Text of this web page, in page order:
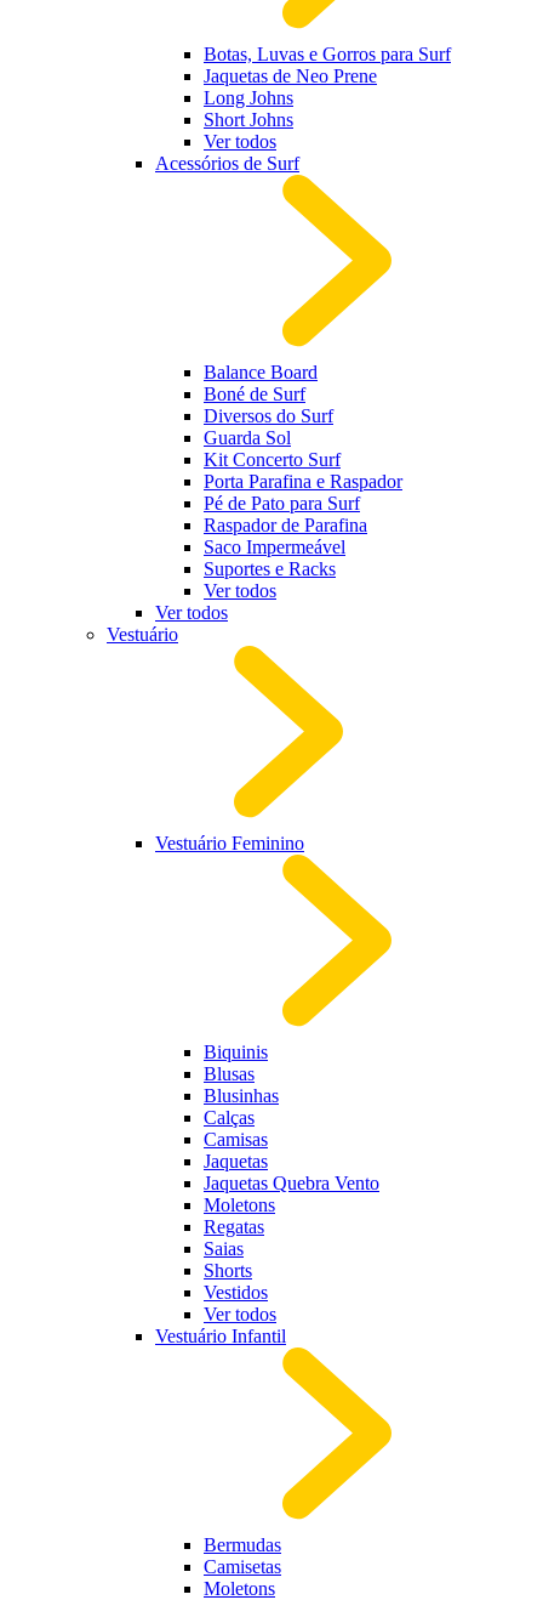
Botas, Luvas e Gorros para Surf
Jaquetas de Neo Prene
Long Johns
Short Johns
Ver todos
Acessórios de Surf
Balance Board
Boné de Surf
Diversos do Surf
Guarda Sol
Kit Concerto Surf
Porta Parafina e Raspador
Pé de Pato para Surf
Raspador de Parafina
Saco Impermeável
Suportes e Racks
Ver todos
Ver todos
Vestuário
Vestuário Feminino
Biquinis
Blusas
Blusinhas
Calças
Camisas
Jaquetas
Jaquetas Quebra Vento
Moletons
Regatas
Saias
Shorts
Vestidos
Ver todos
Vestuário Infantil
Bermudas
Camisetas
Moletons